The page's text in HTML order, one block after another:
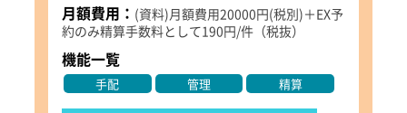
月額費用： (資料)月額費用20000円(税別)＋EX予
約のみ精算手数料として190円/件（税抜）
機能一覧
手配 管理 精算